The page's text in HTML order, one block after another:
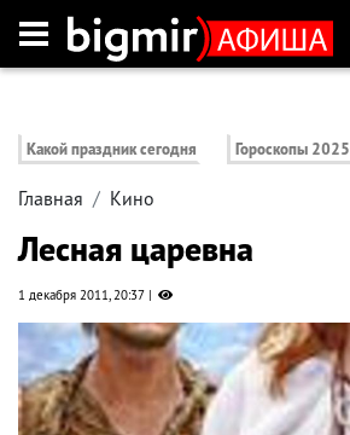
Какой праздник сегодня Гороскопы 2025
Главная Кино
Лесная царевна
1 декабря 2011, 20:37